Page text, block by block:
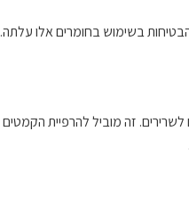
בשימוש בחומרים אלו עלתה.
זה מוביל להרפיית